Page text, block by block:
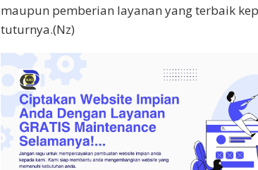
maupun pemberian layanan yang terbaik
tuturnya.(Nz)